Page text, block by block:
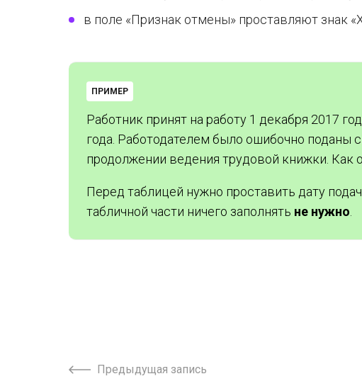
в поле «Признак отмены» проставляют знак
ПРИМЕР
Работник принят на работу 1 декабря 2017
года. Работодателем было ошибочно поданы
продолжении ведения трудовой книжки. Как
Перед таблицей нужно проставить дату
табличной части ничего заполнять не нужно
Предыдущая запись